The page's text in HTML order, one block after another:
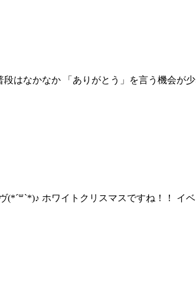
はなかなか 「ありがとう」を言う機会が
ホワイトクリスマスですね！！ イ